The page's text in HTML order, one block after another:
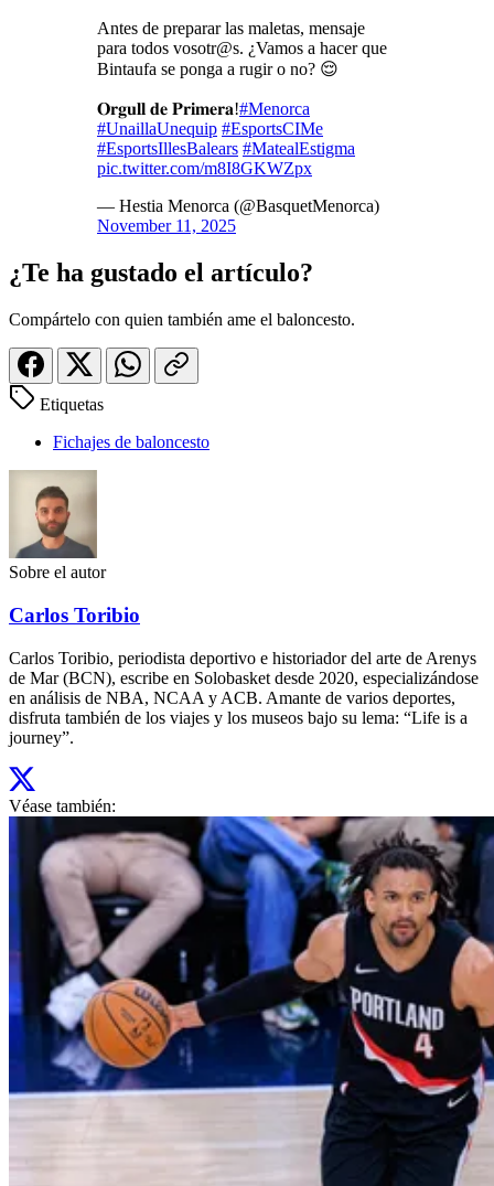
Antes de preparar las maletas, mensaje
para todos vosotr@s. ¿Vamos a hacer que
Bintaufa se ponga a rugir o no? 😌
𝐎𝐫𝐠𝐮𝐥𝐥 𝐝𝐞 𝐏𝐫𝐢𝐦𝐞𝐫𝐚!#Menorca
#UnaillaUnequip #EsportsCIMe
#EsportsIllesBalears #MatealEstigma
pic.twitter.com/m8I8GKWZpx
— Hestia Menorca (@BasquetMenorca)
November 11, 2025
¿Te ha gustado el artículo?
Compártelo con quien también ame el baloncesto.
Etiquetas
Fichajes de baloncesto
Sobre el autor
Carlos Toribio
Carlos Toribio, periodista deportivo e historiador del arte de Arenys
de Mar (BCN), escribe en Solobasket desde 2020, especializándose
en análisis de NBA, NCAA y ACB. Amante de varios deportes,
disfruta también de los viajes y los museos bajo su lema: “Life is a
journey”.
Véase también: